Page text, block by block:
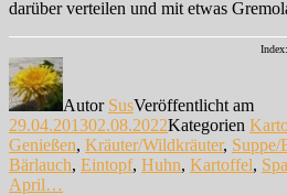
darüber verteilen und mit etwas
Index:
Autor SusVeröffentlicht am
29.04.201302.08.2022Kategorien
Genießen, Kräuter/Wildkräuter,
Bärlauch, Eintopf, Huhn, Kartoffel,
April…